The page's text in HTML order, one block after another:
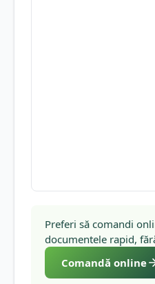
Preferi să comandi
documentele rapid,
Comandă online